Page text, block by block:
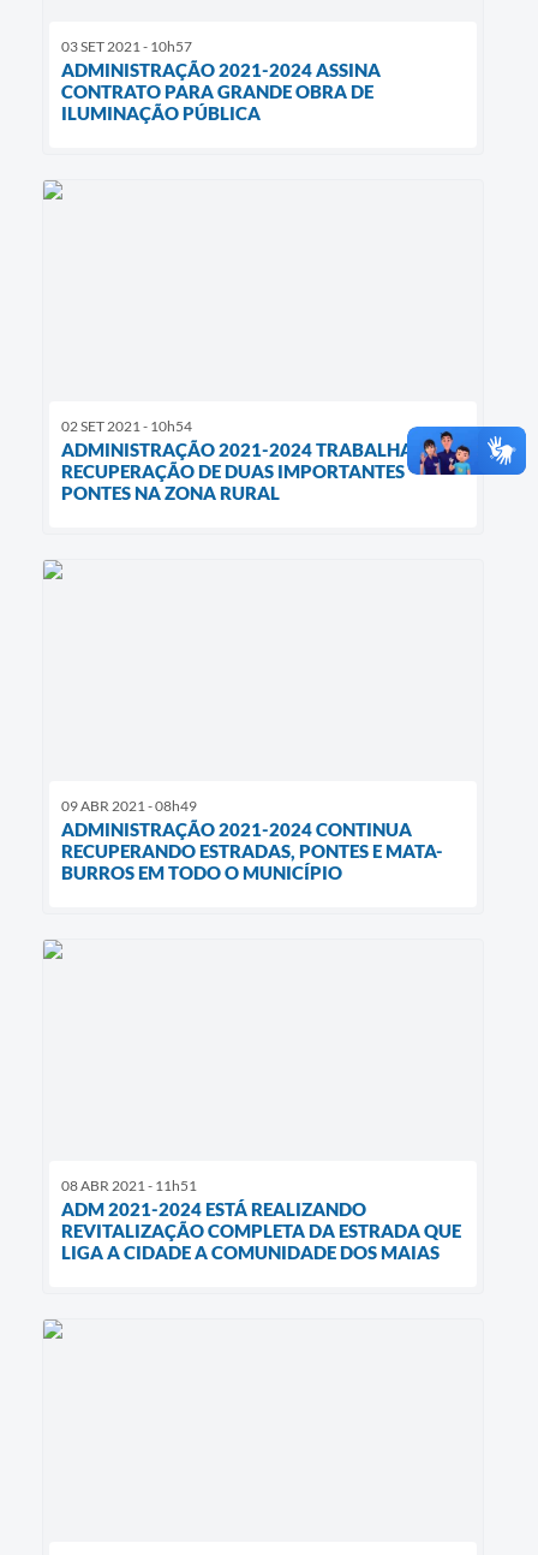
03 SET 2021 - 10h57
ADMINISTRAÇÃO 2021-2024 ASSINA
CONTRATO PARA GRANDE OBRA DE
ILUMINAÇÃO PÚBLICA
02 SET 2021 - 10h54
ADMINISTRAÇÃO 2021-2024 TRABALHA NA
RECUPERAÇÃO DE DUAS IMPORTANTES
PONTES NA ZONA RURAL
09 ABR 2021 - 08h49
ADMINISTRAÇÃO 2021-2024 CONTINUA
RECUPERANDO ESTRADAS, PONTES E MATA-
BURROS EM TODO O MUNICÍPIO
08 ABR 2021 - 11h51
ADM 2021-2024 ESTÁ REALIZANDO
REVITALIZAÇÃO COMPLETA DA ESTRADA QUE
LIGA A CIDADE A COMUNIDADE DOS MAIAS